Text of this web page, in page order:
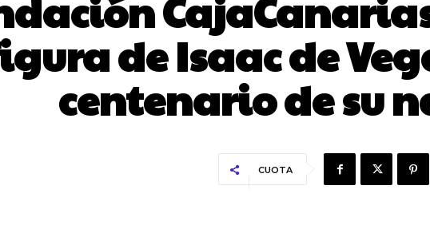
de Isaac de
centenario de su
CUOTA